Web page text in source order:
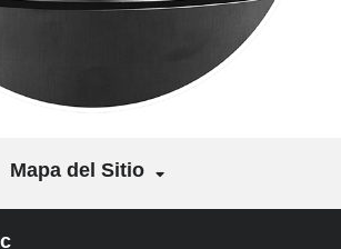
Mapa del Sitio